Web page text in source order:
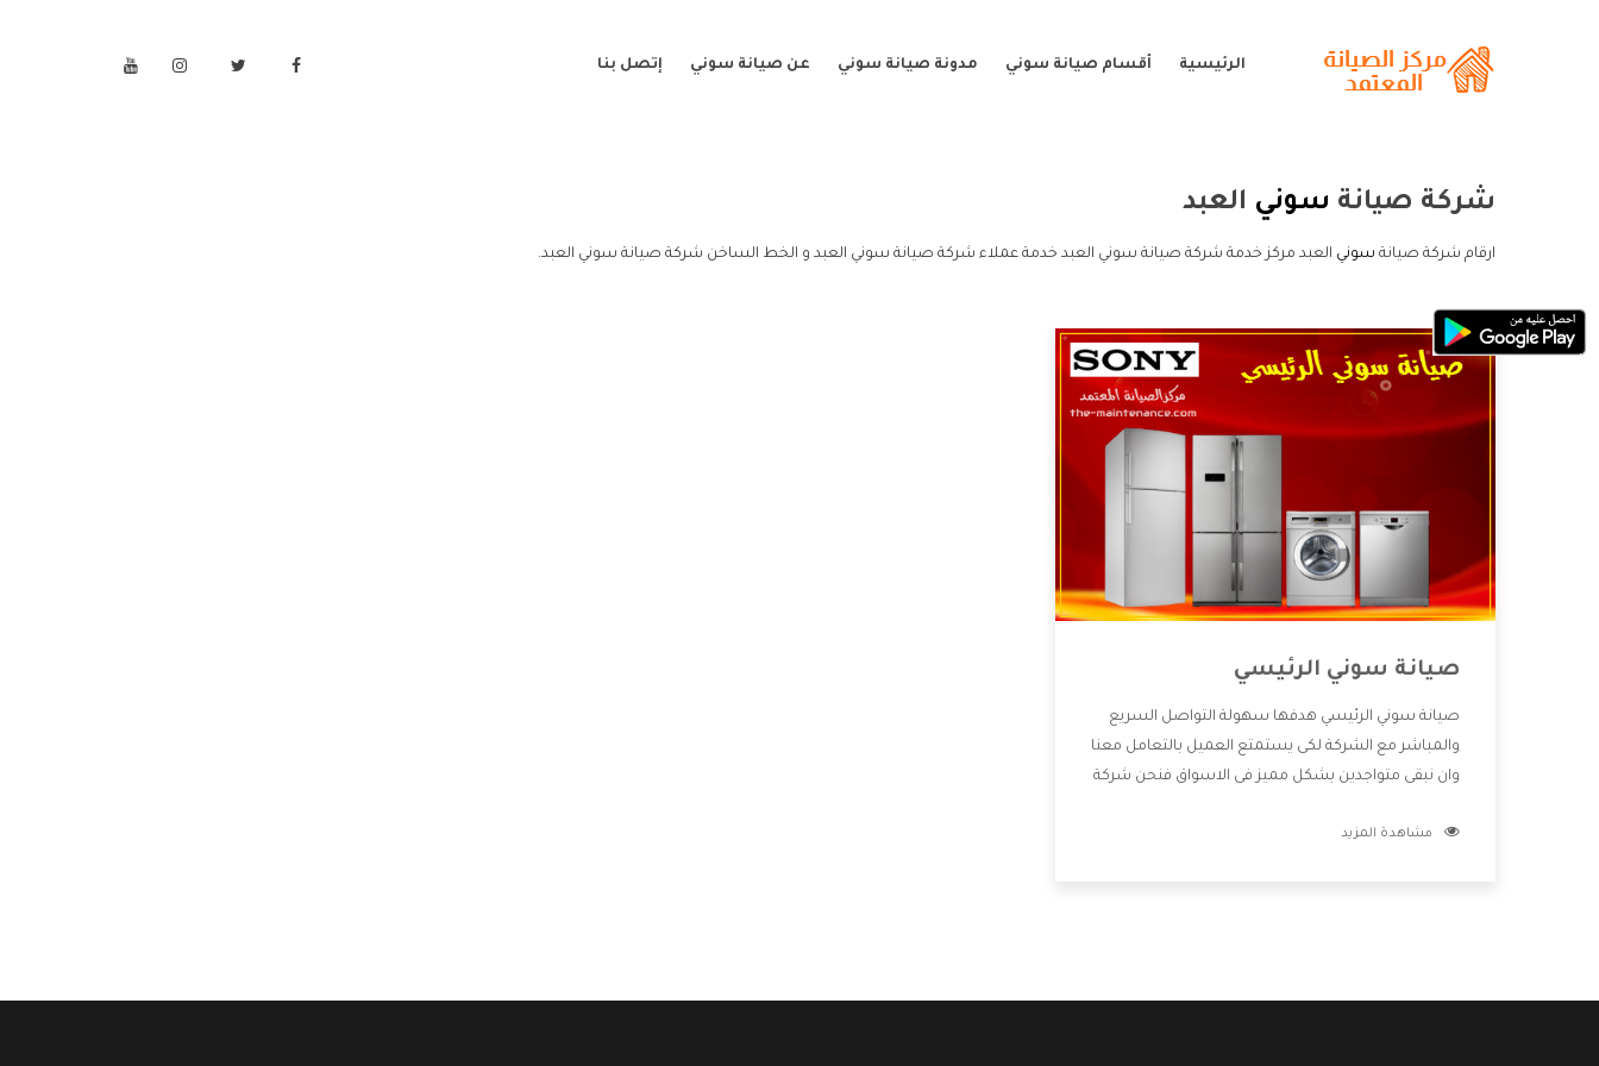
الرئيسية أقسام صيانة سوني مدونة صيانة سوني عن صيانة سوني إتصل بنا
شركة صيانة سوني العبد
ارقام شركة صيانة سوني العبد مركز خدمة شركة صيانة سوني العبد خدمة عملاء شركة صيانة سوني العبد و الخط الساخن شركة صيانة سوني العبد.
صيانة سوني الرئيسي
صيانة سوني الرئيسي هدفها سهولة التواصل السريع
والمباشر مع الشركة لكى يستمتع العميل بالتعامل معنا
وان نبقى متواجدين بشكل مميز فى الاسواق فنحن شركة
بالخدمات التى تنفرد الشركة بها والتى تكون منها خدمة
مشاهدة المزيد